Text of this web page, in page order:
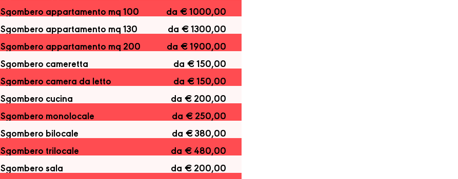
Sgombero appartamento mq 100
da € 1000,00
Sgombero appartamento mq 130
da € 1300,00
Sgombero appartamento mq 200
da € 1900,00
Sgombero cameretta
da € 150,00
Sgombero camera da letto
da € 150,00
Sgombero cucina
da € 200,00
Sgombero monolocale
da € 250,00
Sgombero bilocale
da € 380,00
Sgombero trilocale
da € 480,00
Sgombero sala
da € 200,00